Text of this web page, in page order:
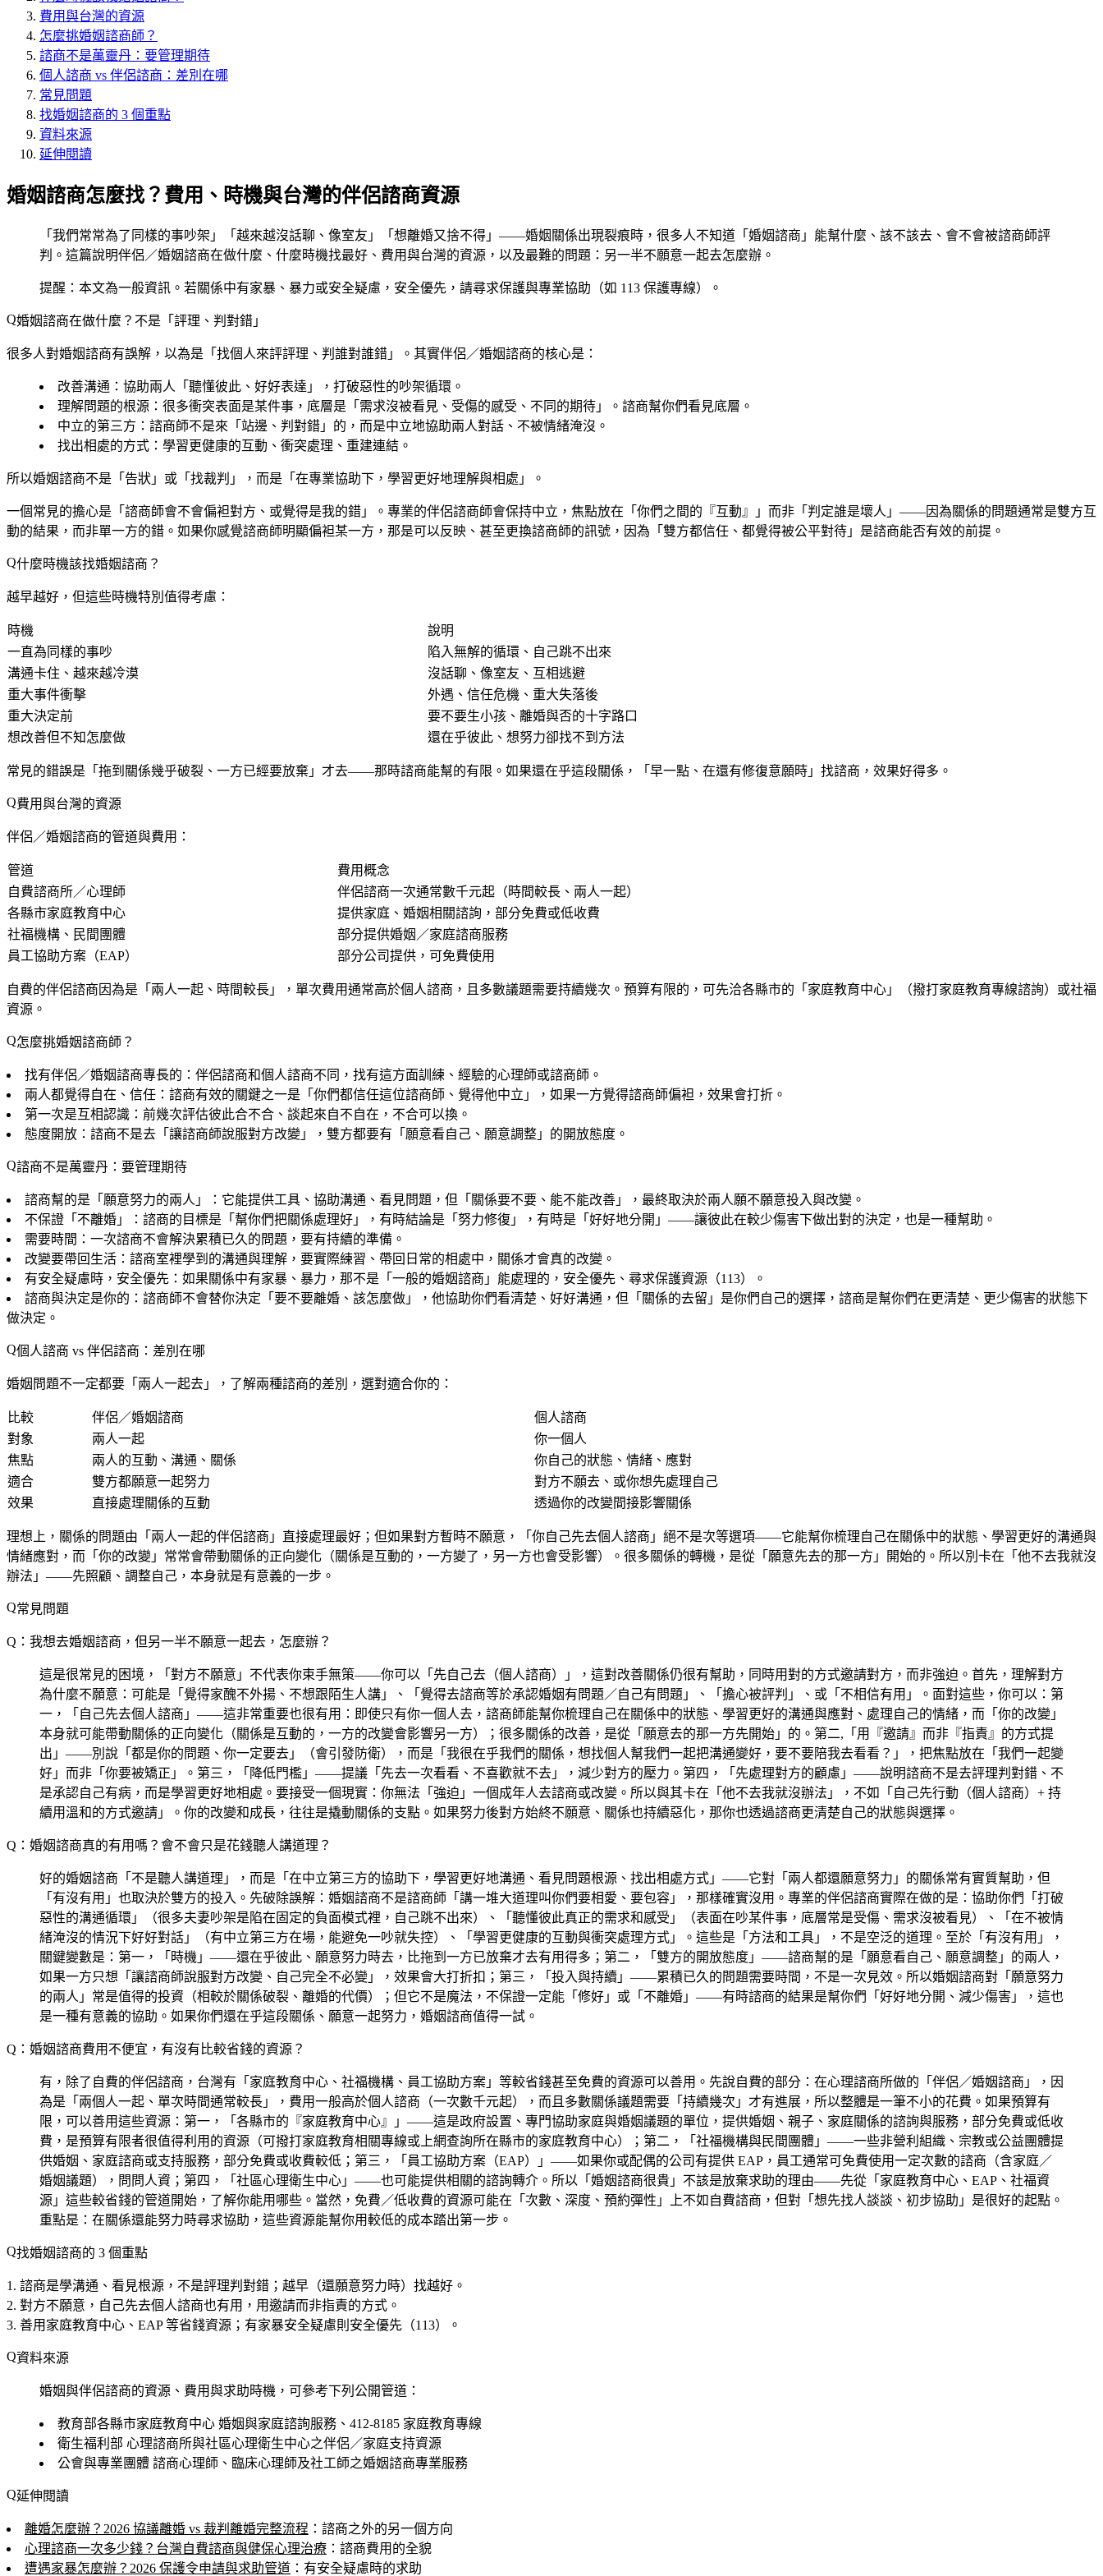
費用與台灣的資源
怎麼挑婚姻諮商師？
諮商不是萬靈丹：要管理期待
個人諮商 vs 伴侶諮商：差別在哪
常見問題
找婚姻諮商的 3 個重點
資料來源
延伸閱讀
婚姻諮商怎麼找？費用、時機與台灣的伴侶諮商資源
「我們常常為了同樣的事吵架」「越來越沒話聊、像室友」「想離婚又捨不得」——婚姻關係出現裂痕時，很多人不知道「婚姻諮商」能幫什麼、該不該去、會不會被諮商師評
判。這篇說明伴侶／婚姻諮商在做什麼、什麼時機找最好、費用與台灣的資源，以及最難的問題：另一半不願意一起去怎麼辦。
提醒：本文為一般資訊。若關係中有家暴、暴力或安全疑慮，安全優先，請尋求保護與專業協助（如 113 保護專線）。
婚姻諮商在做什麼？不是「評理、判對錯」
很多人對婚姻諮商有誤解，以為是「找個人來評評理、判誰對誰錯」。其實伴侶／婚姻諮商的核心是：
改善溝通 ：協助兩人「聽懂彼此、好好表達」，打破惡性的吵架循環。
理解問題的根源 ：很多衝突表面是某件事，底層是「需求沒被看見、受傷的感受、不同的期待」。諮商幫你們看見底層。
中立的第三方 ：諮商師不是來「站邊、判對錯」的，而是中立地協助兩人對話、不被情緒淹沒。
找出相處的方式 ：學習更健康的互動、衝突處理、重建連結。
所以婚姻諮商不是「告狀」或「找裁判」，而是「 在專業協助下，學習更好地理解與相處 」。
一個常見的擔心是「諮商師會不會偏袒對方、或覺得是我的錯」。專業的伴侶諮商師會保持中立，焦點放在「你們之間的『互動』」而非「判定誰是壞人」——因為關係的問題通常是雙方互
動的結果，而非單一方的錯。如果你感覺諮商師明顯偏袒某一方，那是可以反映、甚至更換諮商師的訊號，因為「雙方都信任、都覺得被公平對待」是諮商能否有效的前提。
什麼時機該找婚姻諮商？
越早越好，但這些時機特別值得考慮：
時機
說明
一直為同樣的事吵
陷入無解的循環、自己跳不出來
溝通卡住、越來越冷漠
沒話聊、像室友、互相逃避
重大事件衝擊
外遇、信任危機、重大失落後
重大決定前
要不要生小孩、離婚與否的十字路口
想改善但不知怎麼做
還在乎彼此、想努力卻找不到方法
常見的錯誤是「拖到關係幾乎破裂、一方已經要放棄」才去——那時諮商能幫的有限。如果還在乎這段關係，「早一點、在還有修復意願時」找諮商，效果好得多。
費用與台灣的資源
伴侶／婚姻諮商的管道與費用：
管道
費用概念
自費諮商所／心理師
伴侶諮商一次通常數千元起（時間較長、兩人一起）
各縣市家庭教育中心
提供家庭、婚姻相關諮詢，部分免費或低收費
社福機構、民間團體
部分提供婚姻／家庭諮商服務
員工協助方案（EAP）
部分公司提供，可免費使用
自費的伴侶諮商因為是「兩人一起、時間較長」，單次費用通常高於個人諮商，且多數議題需要持續幾次。預算有限的，可先洽各縣市的「家庭教育中心」（撥打家庭教育專線諮詢）或社福
資源。
怎麼挑婚姻諮商師？
找有伴侶／婚姻諮商專長的 ：伴侶諮商和個人諮商不同，找有這方面訓練、經驗的心理師或諮商師。
兩人都覺得自在、信任 ：諮商有效的關鍵之一是「你們都信任這位諮商師、覺得他中立」，如果一方覺得諮商師偏袒，效果會打折。
第一次是互相認識 ：前幾次評估彼此合不合、談起來自不自在，不合可以換。
態度開放 ：諮商不是去「讓諮商師說服對方改變」，雙方都要有「願意看自己、願意調整」的開放態度。
諮商不是萬靈丹：要管理期待
諮商幫的是「願意努力的兩人」
：它能提供工具、協助溝通、看見問題，但「關係要不要、能不能改善」，最終取決於兩人願不願意投入與改變。
不保證「不離婚」
：諮商的目標是「幫你們把關係處理好」，有時結論是「努力修復」，有時是「好好地分開」——讓彼此在較少傷害下做出對的決定，也是一種幫助。
需要時間 ：一次諮商不會解決累積已久的問題，要有持續的準備。
改變要帶回生活 ：諮商室裡學到的溝通與理解，要實際練習、帶回日常的相處中，關係才會真的改變。
有安全疑慮時，安全優先 ：如果關係中有家暴、暴力，那不是「一般的婚姻諮商」能處理的，安全優先、尋求保護資源（113）。
諮商與決定是你的 ：諮商師不會替你決定「要不要離婚、該怎麼做」，他協助你們看清楚、好好溝通，但「關係的去留」是你們自己的選擇，諮商是幫你們在更清楚、更少傷害的狀態下
做決定。
個人諮商 vs 伴侶諮商：差別在哪
婚姻問題不一定都要「兩人一起去」，了解兩種諮商的差別，選對適合你的：
比較 伴侶／婚姻諮商
個人諮商
對象
兩人一起
你一個人
焦點
兩人的互動、溝通、關係
你自己的狀態、情緒、應對
適合
雙方都願意一起努力
對方不願去、或你想先處理自己
效果
直接處理關係的互動 透過你的改變間接影響關係
理想上，關係的問題由「兩人一起的伴侶諮商」直接處理最好；但如果對方暫時不願意，「你自己先去個人諮商」絕不是次等選項——它能幫你梳理自己在關係中的狀態、學習更好的溝通與
情緒應對，而「你的改變」常常會帶動關係的正向變化（關係是互動的，一方變了，另一方也會受影響）。很多關係的轉機，是從「願意先去的那一方」開始的。所以別卡在「他不去我就沒
辦法」——先照顧、調整自己，本身就是有意義的一步。
常見問題
Q：我想去婚姻諮商，但另一半不願意一起去，怎麼辦？
這是很常見的困境，「對方不願意」不代表你束手無策——你可以「先自己去（個人諮商）」，這對改善關係仍很有幫助，同時用對的方式邀請對方，而非強迫。首先，理解對方
為什麼不願意：可能是「覺得家醜不外揚、不想跟陌生人講」、「覺得去諮商等於承認婚姻有問題／自己有問題」、「擔心被評判」、或「不相信有用」。面對這些，你可以：第
一，「自己先去個人諮商」——這非常重要也很有用：即使只有你一個人去，諮商師能幫你梳理自己在關係中的狀態、學習更好的溝通與應對、處理自己的情緒，而「你的改變」
本身就可能帶動關係的正向變化（關係是互動的，一方的改變會影響另一方）；很多關係的改善，是從「願意去的那一方先開始」的。第二,「用『邀請』而非『指責』的方式提
出」——別說「都是你的問題、你一定要去」（會引發防衛），而是「我很在乎我們的關係，想找個人幫我們一起把溝通變好，要不要陪我去看看？」，把焦點放在「我們一起變
好」而非「你要被矯正」。第三，「降低門檻」——提議「先去一次看看、不喜歡就不去」，減少對方的壓力。第四，「先處理對方的顧慮」——說明諮商不是去評理判對錯、不
是承認自己有病，而是學習更好地相處。要接受一個現實：你無法「強迫」一個成年人去諮商或改變。所以與其卡在「他不去我就沒辦法」，不如「自己先行動（個人諮商）+ 持
續用溫和的方式邀請」。你的改變和成長，往往是撬動關係的支點。如果努力後對方始終不願意、關係也持續惡化，那你也透過諮商更清楚自己的狀態與選擇。
Q：婚姻諮商真的有用嗎？會不會只是花錢聽人講道理？
好的婚姻諮商「不是聽人講道理」，而是「在中立第三方的協助下，學習更好地溝通、看見問題根源、找出相處方式」——它對「兩人都還願意努力」的關係常有實質幫助，但
「有沒有用」也取決於雙方的投入。先破除誤解：婚姻諮商不是諮商師「講一堆大道理叫你們要相愛、要包容」，那樣確實沒用。專業的伴侶諮商實際在做的是：協助你們「打破
惡性的溝通循環」（很多夫妻吵架是陷在固定的負面模式裡，自己跳不出來）、「聽懂彼此真正的需求和感受」（表面在吵某件事，底層常是受傷、需求沒被看見）、「在不被情
緒淹沒的情況下好好對話」（有中立第三方在場，能避免一吵就失控）、「學習更健康的互動與衝突處理方式」。這些是「方法和工具」，不是空泛的道理。至於「有沒有用」，
關鍵變數是：第一，「時機」——還在乎彼此、願意努力時去，比拖到一方已放棄才去有用得多；第二，「雙方的開放態度」——諮商幫的是「願意看自己、願意調整」的兩人，
如果一方只想「讓諮商師說服對方改變、自己完全不必變」，效果會大打折扣；第三，「投入與持續」——累積已久的問題需要時間，不是一次見效。所以婚姻諮商對「願意努力
的兩人」常是值得的投資（相較於關係破裂、離婚的代價）；但它不是魔法，不保證一定能「修好」或「不離婚」——有時諮商的結果是幫你們「好好地分開、減少傷害」，這也
是一種有意義的協助。如果你們還在乎這段關係、願意一起努力，婚姻諮商值得一試。
Q：婚姻諮商費用不便宜，有沒有比較省錢的資源？
有，除了自費的伴侶諮商，台灣有「家庭教育中心、社福機構、員工協助方案」等較省錢甚至免費的資源可以善用。先說自費的部分：在心理諮商所做的「伴侶／婚姻諮商」，因
為是「兩個人一起、單次時間通常較長」，費用一般高於個人諮商（一次數千元起），而且多數關係議題需要「持續幾次」才有進展，所以整體是一筆不小的花費。如果預算有
限，可以善用這些資源：第一，「各縣市的『家庭教育中心』」——這是政府設置、專門協助家庭與婚姻議題的單位，提供婚姻、親子、家庭關係的諮詢與服務，部分免費或低收
費，是預算有限者很值得利用的資源（可撥打家庭教育相關專線或上網查詢所在縣市的家庭教育中心）；第二，「社福機構與民間團體」——一些非營利組織、宗教或公益團體提
供婚姻、家庭諮商或支持服務，部分免費或收費較低；第三，「員工協助方案（EAP）」——如果你或配偶的公司有提供 EAP，員工通常可免費使用一定次數的諮商（含家庭／
婚姻議題），問問人資；第四，「社區心理衛生中心」——也可能提供相關的諮詢轉介。所以「婚姻諮商很貴」不該是放棄求助的理由——先從「家庭教育中心、EAP、社福資
源」這些較省錢的管道開始，了解你能用哪些。當然，免費／低收費的資源可能在「次數、深度、預約彈性」上不如自費諮商，但對「想先找人談談、初步協助」是很好的起點。
重點是：在關係還能努力時尋求協助，這些資源能幫你用較低的成本踏出第一步。
找婚姻諮商的 3 個重點
諮商是學溝通、看見根源，不是評理判對錯 ；越早（還願意努力時）找越好。
對方不願意，自己先去個人諮商也有用 ，用邀請而非指責的方式。
善用家庭教育中心、EAP 等省錢資源 ；有家暴安全疑慮則安全優先（113）。
資料來源
婚姻與伴侶諮商的資源、費用與求助時機，可參考下列公開管道：
教育部各縣市家庭教育中心 婚姻與家庭諮詢服務、412-8185 家庭教育專線
衛生福利部 心理諮商所與社區心理衛生中心之伴侶／家庭支持資源
公會與專業團體 諮商心理師、臨床心理師及社工師之婚姻諮商專業服務
延伸閱讀
離婚怎麼辦？2026 協議離婚 vs 裁判離婚完整流程 ：諮商之外的另一個方向
心理諮商一次多少錢？台灣自費諮商與健保心理治療 ：諮商費用的全貌
遭遇家暴怎麼辦？2026 保護令申請與求助管道 ：有安全疑慮時的求助